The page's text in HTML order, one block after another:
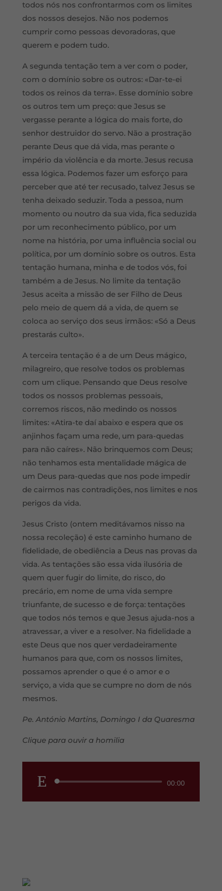
todos nós nos confrontarmos com os limites
dos nossos desejos. Não nos podemos
cumprir como pessoas devoradoras, que
querem e podem tudo.
A segunda tentação tem a ver com o poder,
com o domínio sobre os outros: «Dar-te-ei
todos os reinos da terra». Esse domínio sobre
os outros tem um preço: que Jesus se
vergasse perante a lógica do mais forte, do
senhor destruidor do servo. Não a prostração
perante Deus que dá vida, mas perante o
império da violência e da morte. Jesus recusa
essa lógica. Podemos fazer um esforço para
perceber que até ter recusado, talvez Jesus se
tenha deixado seduzir. Toda a pessoa, num
momento ou noutro da sua vida, fica seduzida
por um reconhecimento público, por um
nome na história, por uma influência social ou
política, por um domínio sobre os outros. Esta
tentação humana, minha e de todos vós, foi
também a de Jesus. No limite da tentação
Jesus aceita a missão de ser Filho de Deus
pelo meio de quem dá a vida, de quem se
coloca ao serviço dos seus irmãos: «Só a Deus
prestarás culto».
A terceira tentação é a de um Deus mágico,
milagreiro, que resolve todos os problemas
com um clique. Pensando que Deus resolve
todos os nossos problemas pessoais,
corremos riscos, não medindo os nossos
limites: «Atira-te daí abaixo e espera que os
anjinhos façam uma rede, um para-quedas
para não caíres». Não brinquemos com Deus;
não tenhamos esta mentalidade mágica de
um Deus para-quedas que nos pode impedir
de cairmos nas contradições, nos limites e nos
perigos da vida.
Jesus Cristo (ontem meditávamos nisso na
nossa recoleção) é este caminho humano de
fidelidade, de obediência a Deus nas provas da
vida. As tentações são essa vida ilusória de
quem quer fugir do limite, do risco, do
precário, em nome de uma vida sempre
triunfante, de sucesso e de força: tentações
que todos nós temos e que Jesus ajuda-nos a
atravessar, a viver e a resolver. Na fidelidade a
este Deus que nos quer verdadeiramente
humanos para que, com os nossos limites,
possamos aprender o que é o amor e o
serviço, a vida que se cumpre no dom de nós
mesmos.
Pe. António Martins, Domingo I da Quaresma
Clique para ouvir a homilia
Reprodutor
00:00